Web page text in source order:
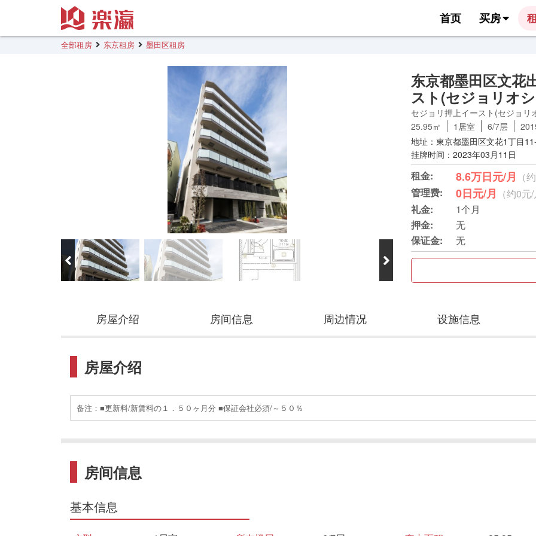
首页 买房
全部租房 东京租房 墨田区租房
东京都墨田区文花
スト(セジョリオ
セジョリ押上イースト(セジョリ
25.95㎡
1居室 6/7层
地址：東京都墨田区文花1丁目
挂牌时间：2023年03月11日
租金: 8.6万日元/月 （
管理费:
0日元/月 （约0
礼金:
1个月
押金:
无
保证金:
无
房屋介绍 房间信息 周边情况 设施信息
房屋介绍
备注：■更新料/新賃料の１．５０ヶ月分 ■保証会社必須/～５０％
房间信息
基本信息